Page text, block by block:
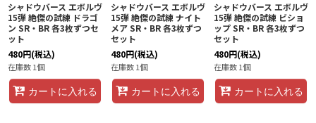
シャドウバース エボルヴ
15弾 絶傑の試練 ドラゴ
ン SR・BR 各3枚ずつセ
ット
480円(税込)
在庫数 1個
カートに入れる
シャドウバース エボルヴ
15弾 絶傑の試練 ナイト
メア SR・BR 各3枚ずつ
セット
480円(税込)
在庫数 1個
カートに入れる
シャドウバース エボルヴ
15弾 絶傑の試練 ビショ
ップ SR・BR 各3枚ずつ
セット
480円(税込)
在庫数 1個
カートに入れる